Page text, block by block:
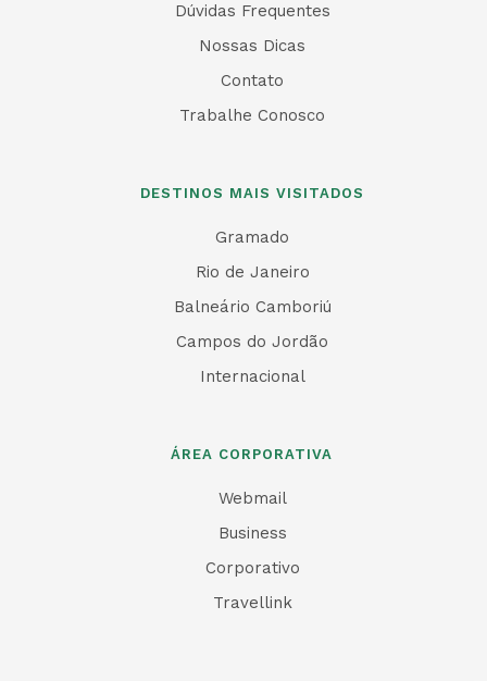
Dúvidas Frequentes
Nossas Dicas
Contato
Trabalhe Conosco
DESTINOS MAIS VISITADOS
Gramado
Rio de Janeiro
Balneário Camboriú
Campos do Jordão
Internacional
ÁREA CORPORATIVA
Webmail
Business
Corporativo
Travellink